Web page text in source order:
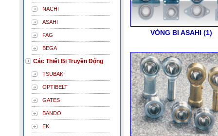
NACHI
ASAHI
FAG
BEGA
Các Thiết Bị Truyền Động
TSUBAKI
OPTIBELT
GATES
BANDO
EK
VÒNG BI ASAHI (1)